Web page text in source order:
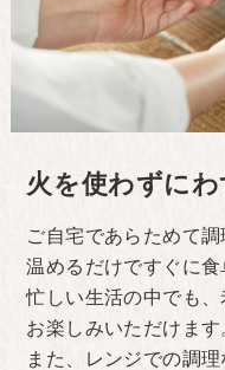
火を使わずに
ご自宅であらためて
温めるだけですぐに食
忙しい生活の中でも
お楽しみいただけます
また、レンジでの調